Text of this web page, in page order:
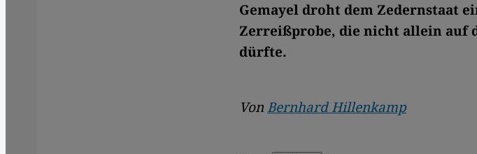
Gemayel droht dem Zedernstaat
Zerreißprobe, die nicht allein auf
dürfte.
Von Bernhard Hillenkamp